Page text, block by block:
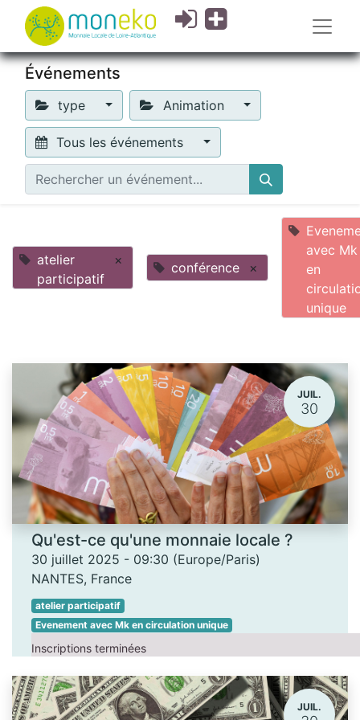
Événements
type Animation
Tous les événements
atelier
participatif
× conférence ×
avec Mk
en
unique
JUIL.
30
Qu'est-ce qu'une monnaie locale ?
30 juillet 2025 - 09:30 (Europe/Paris)
NANTES, France
atelier participatif
Evenement avec Mk en circulation unique
Inscriptions terminées
JUIL.